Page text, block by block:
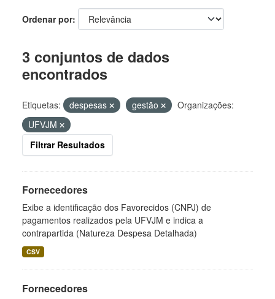
Ordenar por
3 conjuntos de dados
encontrados
Etiquetas: despesas gestão
Organizações:
UFVJM
Filtrar Resultados
Fornecedores
Exibe a identificação dos Favorecidos (CNPJ) de
pagamentos realizados pela UFVJM e indica a
contrapartida (Natureza Despesa Detalhada)
CSV
Fornecedores